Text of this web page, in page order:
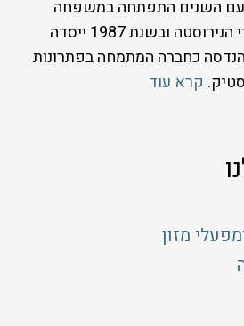
עם השנים התפתחה במשפחה
מומחיות בתחום מוצרי הנירוסטה ובשנת 1987 ייסדה
כחברה המתמחה בפתרונות
קרא עוד
מזון